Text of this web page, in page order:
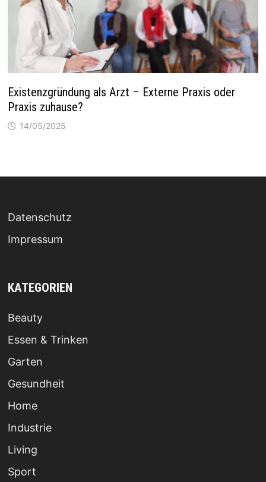
Existenzgründung als Arzt – Externe Praxis oder
Praxis zuhause?
14/05/2025
Datenschutz
Impressum
KATEGORIEN
Beauty
Essen & Trinken
Garten
Gesundheit
Home
Industrie
Living
Sport